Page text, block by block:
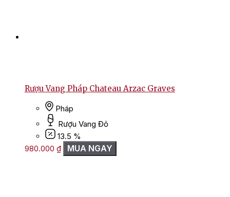
Rượu Vang Pháp Chateau Arzac Graves
Pháp
Rượu Vang Đỏ
13.5 %
980.000 ₫ MUA NGAY